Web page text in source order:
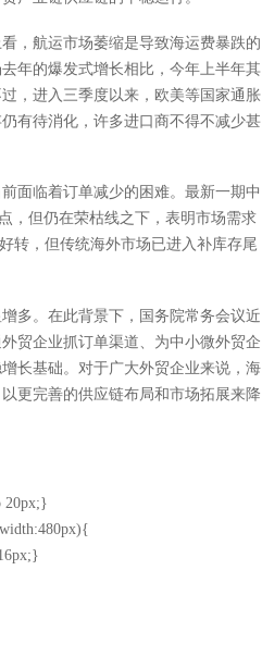
，航运市场萎缩是导致海运费暴跌的
年的爆发式增长相比，今年上半年其
，进入三季度以来，欧美等国家通胀
有待消化，许多进口商不得不减少甚
面临着订单减少的困难。最新一期中
，但仍在荣枯线之下，表明市场需求
转，但传统海外市场已进入补库存尾
多。在此背景下，国务院常务会议近
贸企业抓订单渠道、为中小微外贸企
长基础。对于广大外贸企业来说，海
更完善的供应链布局和市场拓展来降
20px;}